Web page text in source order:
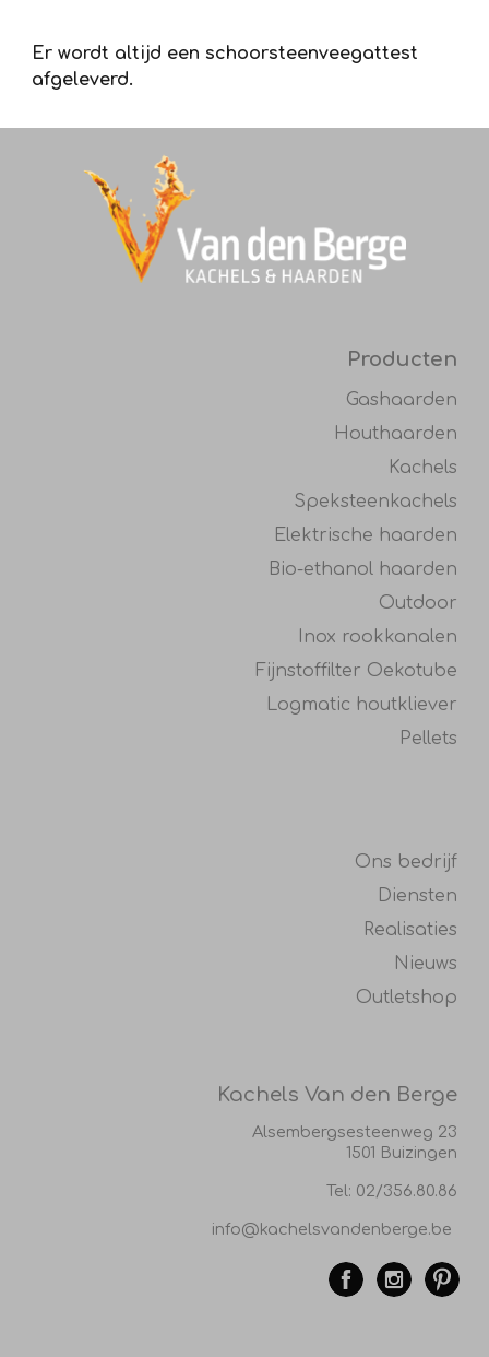
Er wordt altijd een schoorsteenveegattest
afgeleverd.
Producten
Gashaarden
Houthaarden
Kachels
Speksteenkachels
Elektrische haarden
Bio-ethanol haarden
Outdoor
Inox rookkanalen
Fijnstoffilter Oekotube
Logmatic houtkliever
Pellets
Ons bedrijf
Diensten
Realisaties
Nieuws
Outletshop
Kachels Van den Berge
Alsembergsesteenweg 23
1501 Buizingen
Tel: 02/356.80.86
info@kachelsvandenberge.be